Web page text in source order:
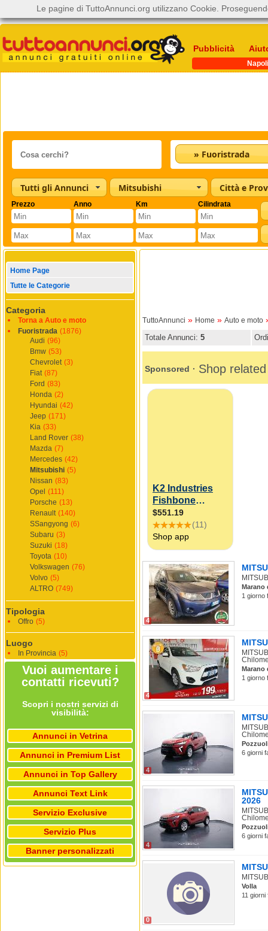
Pubblicità
Napoli
» Fuoristrada
Tutti gli Annunci Mitsubishi Città e
Prezzo Anno Km Cilindrata
Home Page
Tutte le Categorie
Categoria
Torna a Auto e moto
Fuoristrada (1876)
Audi (96)
Bmw (53)
Chevrolet (3)
Fiat (87)
Ford (83)
Honda (2)
Hyundai (42)
Jeep (171)
Kia (33)
Land Rover (38)
Mazda (7)
Mercedes (42)
Mitsubishi (5)
Nissan (83)
Opel (111)
Porsche (13)
Renault (140)
SSangyong (6)
Subaru (3)
Suzuki (18)
Toyota (10)
Volkswagen (76)
Volvo (5)
ALTRO (749)
Tipologia
Offro (5)
Luogo
In Provincia (5)
Vuoi aumentare i
contatti ricevuti?
Scopri i nostri servizi di
visibilità:
Annunci in Vetrina
Annunci in Premium List
Annunci in Top Gallery
Annunci Text Link
Servizio Exclusive
Servizio Plus
Banner personalizzati
TuttoAnnunci » Home » Auto e moto
Totale Annunci: 5
4
Marano
1 giorno
4
Marano
1 giorno
4
6 giorni
4
2026
6 giorni
0
Volla
11
Le pagine di TuttoAnnunci.org utilizzano Cookie.